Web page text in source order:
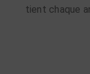
tient chaque